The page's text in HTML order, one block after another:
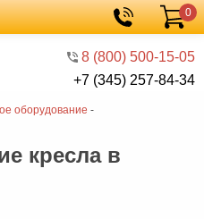
8 (800) 500-15-05
+7 (345) 257-84-34
Корзина
0
оборудование -
кресла в